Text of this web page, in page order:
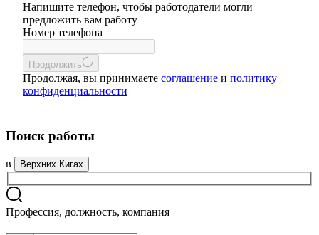
Напишите телефон, чтобы работодатели могли
предложить вам работу
Номер телефона
Продолжить
Продолжая, вы принимаете соглашение и политику
конфиденциальности
Поиск работы
в Верхних Кигах
Профессия, должность, компания